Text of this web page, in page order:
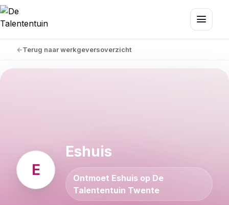
Terug naar werkgeversoverzicht
E
Eshuis
Ontmoet Eshuis op De
Talententuin Twente